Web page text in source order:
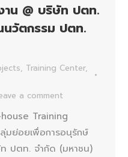
น @ บริษัท ปตท.
นวัตกรรม ปตท.
, Training Center,
a comment
Training
มย่อยเพื่อการอนุรักษ์
ปตท. จำกัด (มหาชน)